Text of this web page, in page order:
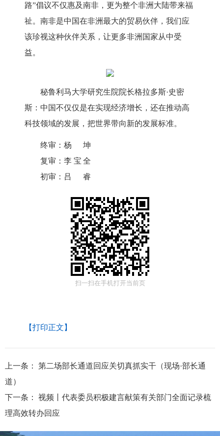
路”倡议不仅惠及南非，更为整个非洲大陆带来福
祉。南非是中国在非洲最大的贸易伙伴，我们应
该珍视这种伙伴关系，让更多非洲国家从中受
益。
秘鲁利马大学研究生院院长格拉多斯·史密
斯：中国不仅仅是在实现经济增长，还在推动高
科技领域的发展，把世界带向新的发展标准。
终审： 杨坤
复审： 李宝全
初审： 吕睿
扫一扫在手机打开当前页
【打印正文】
上一条：
第二场部长通道回应关切真抓实干（现场·部长通
道）
下一条：
视频丨代表委员积极建言献策有关部门全面记录梳
理高效转办回应